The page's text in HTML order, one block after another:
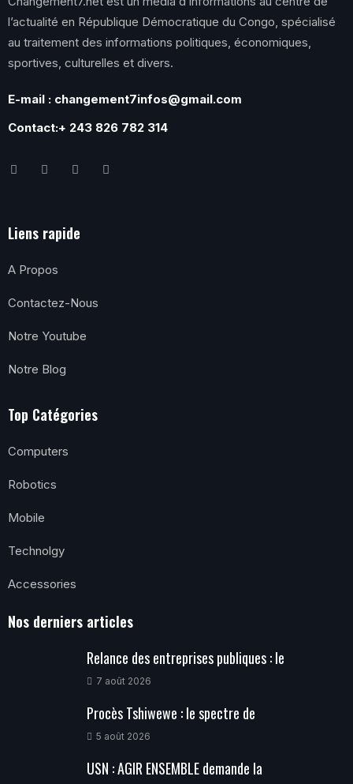
l’actualité en République Démocratique du Congo, spécialisé
au traitement des informations politiques, économiques,
sportives, culturelles et divers.
E-mail : changement7infos@gmail.com
Contact:+ 243 826 782 314
Liens rapide
A Propos
Contactez-Nous
Notre Youtube
Notre Blog
Top Catégories
Computers
Robotics
Mobile
Technolgy
Accessories
Nos derniers articles
Relance des entreprises publiques : le
7 août 2026
Procès Tshiwewe : le spectre de
5 août 2026
USN : AGIR ENSEMBLE demande la